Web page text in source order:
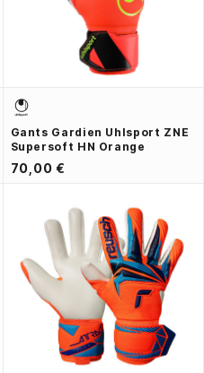
Gants Gardien Uhlsport ZNE
Supersoft HN Orange
70,00 €